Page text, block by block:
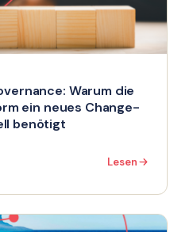
Warum die
ein neues Change-
benötigt
Lesen